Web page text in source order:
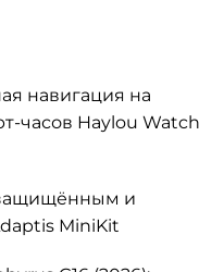
навигация на
часов Haylou Watch
защищённым и
MiniKit